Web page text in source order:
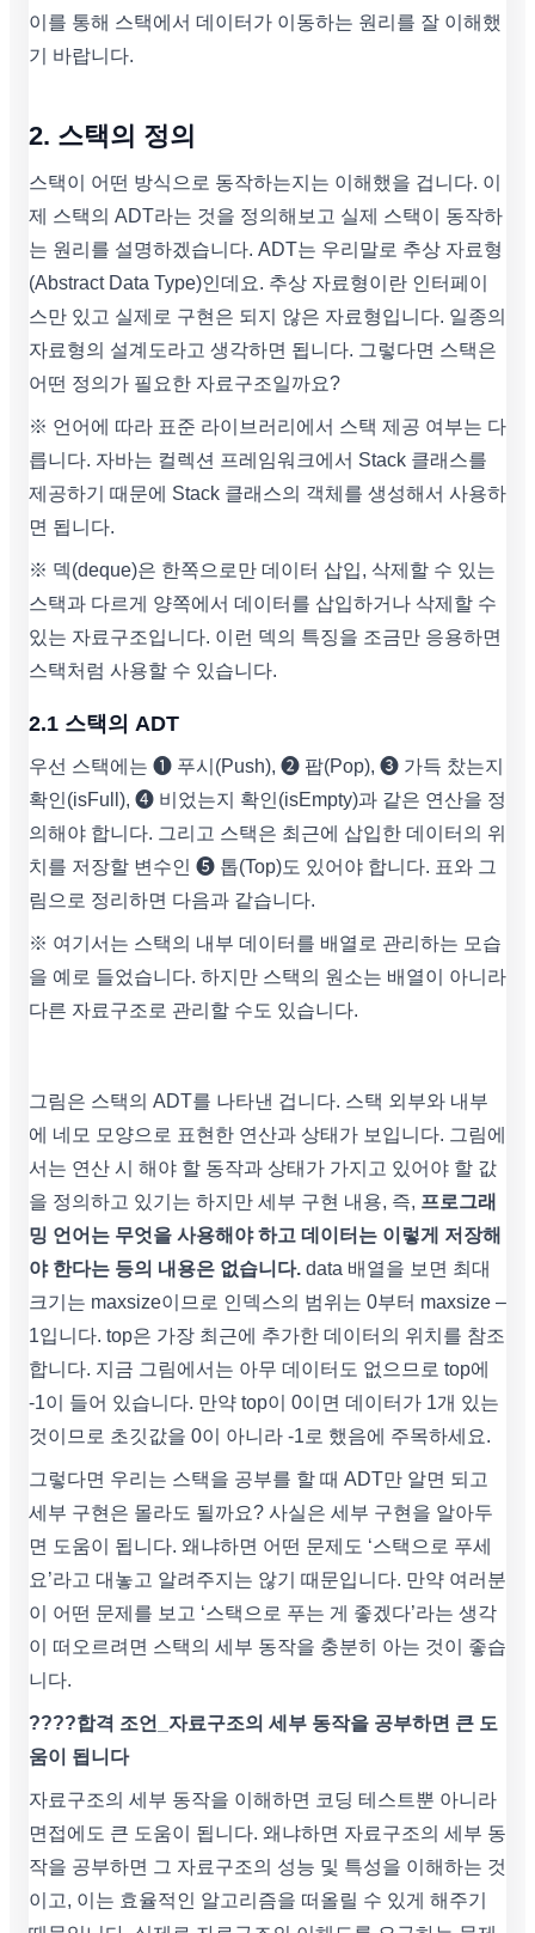
이를 통해 스택에서 데이터가 이동하는 원리를 잘 이해했
기 바랍니다.
2. 스택의 정의
스택이 어떤 방식으로 동작하는지는 이해했을 겁니다. 이
제 스택의 ADT라는 것을 정의해보고 실제 스택이 동작하
는 원리를 설명하겠습니다. ADT는 우리말로 추상 자료형
(Abstract Data Type)인데요. 추상 자료형이란 인터페이
스만 있고 실제로 구현은 되지 않은 자료형입니다. 일종의
자료형의 설계도라고 생각하면 됩니다. 그렇다면 스택은
어떤 정의가 필요한 자료구조일까요?
※ 언어에 따라 표준 라이브러리에서 스택 제공 여부는 다
릅니다. 자바는 컬렉션 프레임워크에서 Stack 클래스를
제공하기 때문에 Stack 클래스의 객체를 생성해서 사용하
면 됩니다.
※ 덱(deque)은 한쪽으로만 데이터 삽입, 삭제할 수 있는
스택과 다르게 양쪽에서 데이터를 삽입하거나 삭제할 수
있는 자료구조입니다. 이런 덱의 특징을 조금만 응용하면
스택처럼 사용할 수 있습니다.
2.1 스택의 ADT
우선 스택에는 ➊ 푸시(Push), ➋ 팝(Pop), ➌ 가득 찼는지
확인(isFull), ➍ 비었는지 확인(isEmpty)과 같은 연산을 정
의해야 합니다. 그리고 스택은 최근에 삽입한 데이터의 위
치를 저장할 변수인 ➎ 톱(Top)도 있어야 합니다. 표와 그
림으로 정리하면 다음과 같습니다.
※ 여기서는 스택의 내부 데이터를 배열로 관리하는 모습
을 예로 들었습니다. 하지만 스택의 원소는 배열이 아니라
다른 자료구조로 관리할 수도 있습니다.
그림은 스택의 ADT를 나타낸 겁니다. 스택 외부와 내부
에 네모 모양으로 표현한 연산과 상태가 보입니다. 그림에
서는 연산 시 해야 할 동작과 상태가 가지고 있어야 할 값
을 정의하고 있기는 하지만 세부 구현 내용, 즉, 프로그래
밍 언어는 무엇을 사용해야 하고 데이터는 이렇게 저장해
야 한다는 등의 내용은 없습니다. data 배열을 보면 최대
크기는 maxsize이므로 인덱스의 범위는 0부터 maxsize –
1입니다. top은 가장 최근에 추가한 데이터의 위치를 참조
합니다. 지금 그림에서는 아무 데이터도 없으므로 top에
-1이 들어 있습니다. 만약 top이 0이면 데이터가 1개 있는
것이므로 초깃값을 0이 아니라 -1로 했음에 주목하세요.
그렇다면 우리는 스택을 공부를 할 때 ADT만 알면 되고
세부 구현은 몰라도 될까요? 사실은 세부 구현을 알아두
면 도움이 됩니다. 왜냐하면 어떤 문제도 ‘스택으로 푸세
요’라고 대놓고 알려주지는 않기 때문입니다. 만약 여러분
이 어떤 문제를 보고 ‘스택으로 푸는 게 좋겠다’라는 생각
이 떠오르려면 스택의 세부 동작을 충분히 아는 것이 좋습
니다.
????합격 조언_자료구조의 세부 동작을 공부하면 큰 도
움이 됩니다
자료구조의 세부 동작을 이해하면 코딩 테스트뿐 아니라
면접에도 큰 도움이 됩니다. 왜냐하면 자료구조의 세부 동
작을 공부하면 그 자료구조의 성능 및 특성을 이해하는 것
이고, 이는 효율적인 알고리즘을 떠올릴 수 있게 해주기